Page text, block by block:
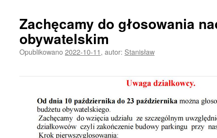
Zachęcamy do głosowania
obywatelskim
Opublikowano2022-10-11, autor: Stanisław